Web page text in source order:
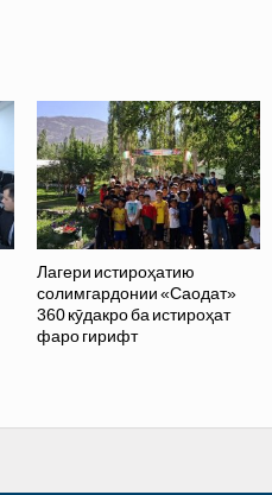
Лагери истироҳатию
солимгардонии «Саодат»
360 кӯдакро ба истироҳат
фаро гирифт